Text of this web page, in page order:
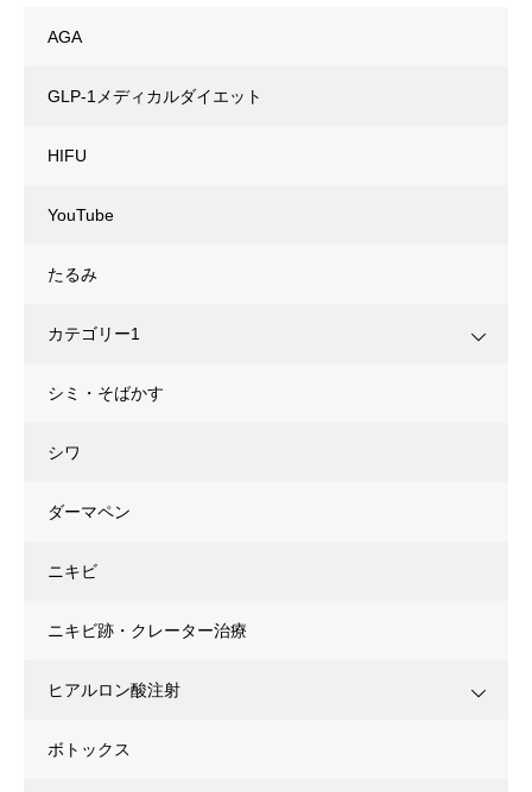
AGA
GLP-1メディカルダイエット
HIFU
YouTube
たるみ
カテゴリー1
シミ・そばかす
シワ
ダーマペン
ニキビ
ニキビ跡・クレーター治療
ヒアルロン酸注射
ボトックス